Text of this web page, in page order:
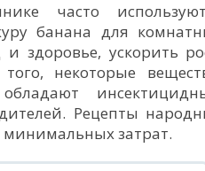
часто
банана для
здоровье, ускорить
некоторые
Рецепты
минимальных затрат.